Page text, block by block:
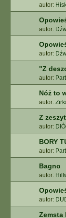
autor:
autor:
autor:
"Z
autor:
Nóż to
autor:
Z
autor:
BORY
autor:
Bagno
autor:
autor:
Zemsta